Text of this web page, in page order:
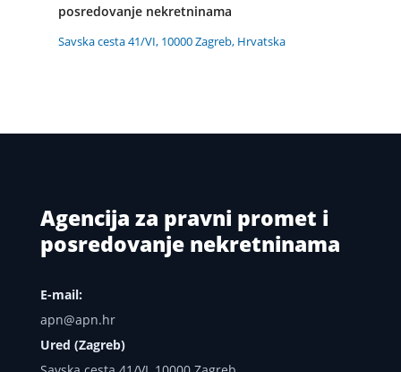
posredovanje nekretninama
Savska cesta 41/VI, 10000 Zagreb, Hrvatska
Agencija za pravni promet i
posredovanje nekretninama
E-mail:
apn@apn.hr
Ured (Zagreb)